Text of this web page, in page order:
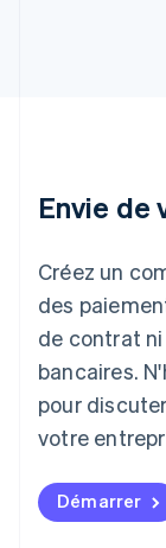
Envie de
Créez un
des
de contrat
bancaires.
pour
votre
Démarrer
Japon
Lettonie
English
Deutsch
Lituanie
Français
English简体中
Malte